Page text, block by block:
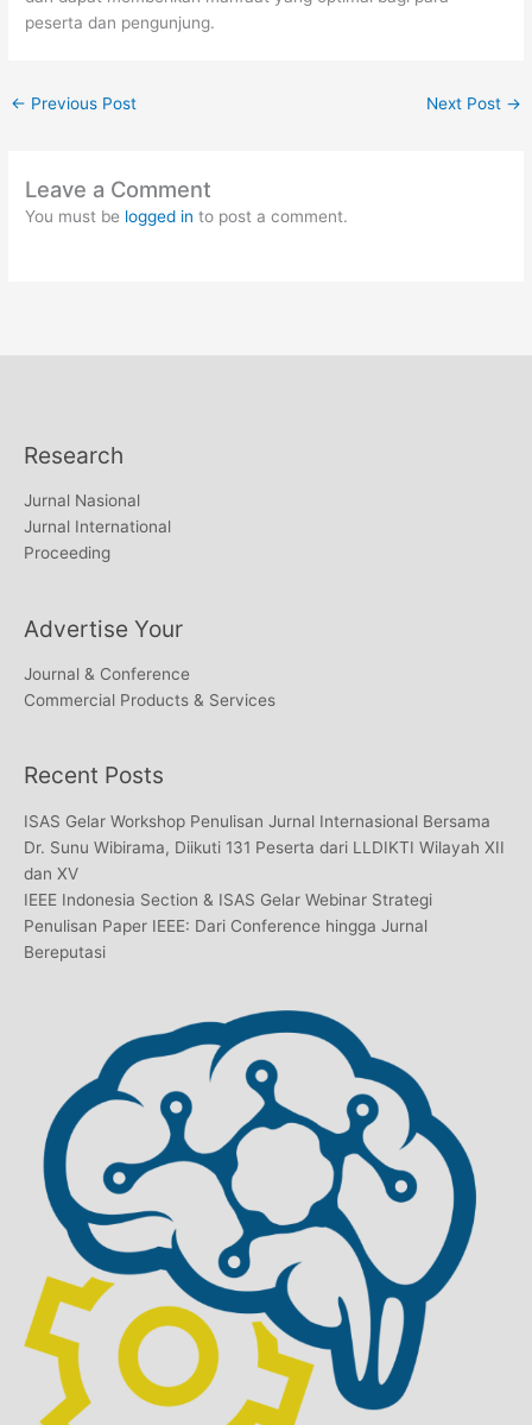
peserta dan pengunjung.
← Previous Post Next Post →
Leave a Comment
You must be logged in to post a comment.
Research
Jurnal Nasional
Jurnal International
Proceeding
Advertise Your
Journal & Conference
Commercial Products & Services
Recent Posts
ISAS Gelar Workshop Penulisan Jurnal Internasional Bersama
Dr. Sunu Wibirama, Diikuti 131 Peserta dari LLDIKTI Wilayah XII
dan XV
IEEE Indonesia Section & ISAS Gelar Webinar Strategi
Penulisan Paper IEEE: Dari Conference hingga Jurnal
Bereputasi